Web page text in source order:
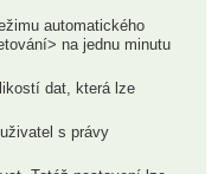
automatického
na jednu minutu
dat, která lze
s právy